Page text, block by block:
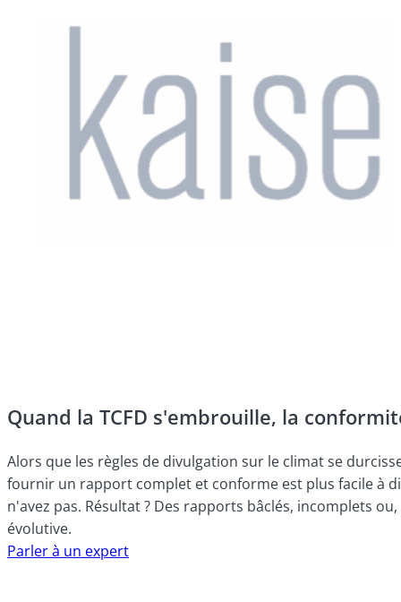
Quand la TCFD s'embrouille, la
Alors que les règles de divulgation sur le climat se
fournir un rapport complet et conforme est plus facile à
n'avez pas. Résultat ? Des rapports bâclés, incomplets
évolutive.
Parler à un expert